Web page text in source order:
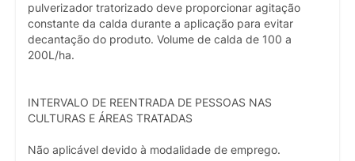
pulverizador tratorizado deve proporcionar agitação
constante da calda durante a aplicação para evitar
decantação do produto. Volume de calda de 100 a
200L/ha.
INTERVALO DE REENTRADA DE PESSOAS NAS
CULTURAS E ÁREAS TRATADAS
Não aplicável devido à modalidade de emprego.